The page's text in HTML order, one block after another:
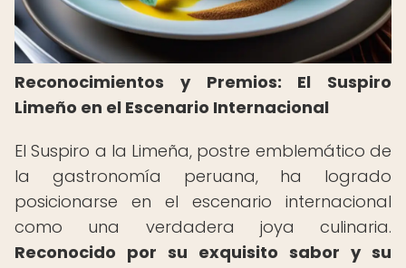
Reconocimientos y Premios: El Suspiro
Limeño en el Escenario Internacional
El Suspiro a la Limeña, postre emblemático de
la gastronomía peruana, ha logrado
posicionarse en el escenario internacional
como una verdadera joya culinaria.
Reconocido por su exquisito sabor y su